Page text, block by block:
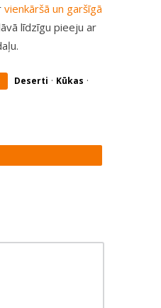
vienkāršā un garšīgā
līdzīgu pieeju ar
Deserti · Kūkas ·